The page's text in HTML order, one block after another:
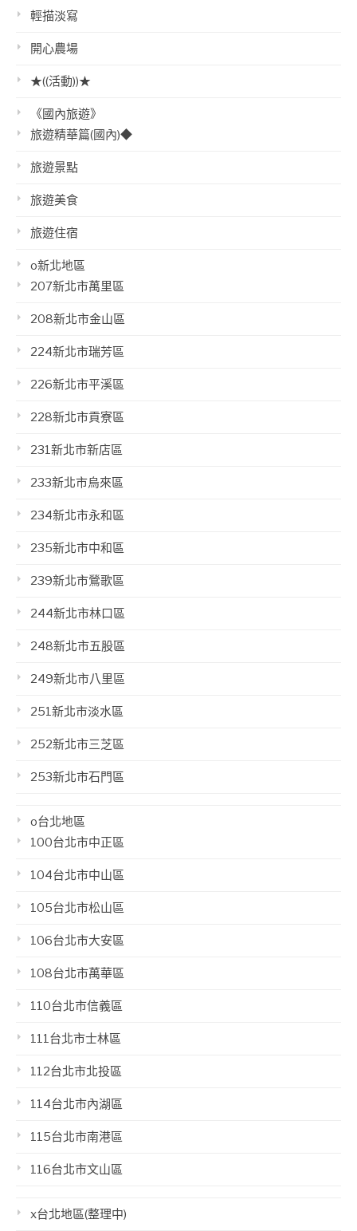
輕描淡寫
開心農場
★((活動))★
《國內旅遊》
旅遊精華篇(國內)◆
旅遊景點
旅遊美食
旅遊住宿
o新北地區
207新北市萬里區
208新北市金山區
224新北市瑞芳區
226新北市平溪區
228新北市貢寮區
231新北市新店區
233新北市烏來區
234新北市永和區
235新北市中和區
239新北市鶯歌區
244新北市林口區
248新北市五股區
249新北市八里區
251新北市淡水區
252新北市三芝區
253新北市石門區
o台北地區
100台北市中正區
104台北市中山區
105台北市松山區
106台北市大安區
108台北市萬華區
110台北市信義區
111台北市士林區
112台北市北投區
114台北市內湖區
115台北市南港區
116台北市文山區
x台北地區(整理中)